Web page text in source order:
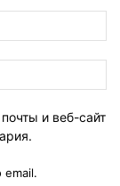
и веб-сайт
email.